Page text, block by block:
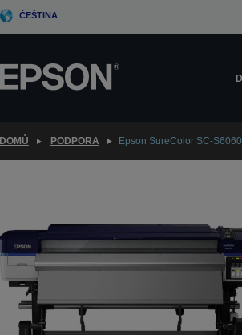
ČEŠTINA
DOMŮ PODPORA Epson SureColor SC-